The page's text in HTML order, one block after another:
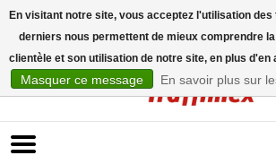
En visitant notre site, vous acceptez l'utilisation
derniers nous permettent de mieux comprendre
clientèle et son utilisation de notre site, en plus
Masquer ce message En savoir plus sur